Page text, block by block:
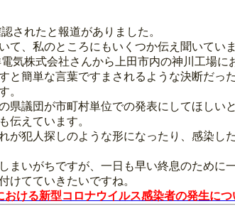
されたと報道がありました。
、私のところにもいくつか伝え聞いていま
気株式会社さんから上田市内の神川工場に
と簡単な言葉ですまされるような決断だっ
。
県議団が市町村単位での発表にしてほしい
伝えています。
が犯人探しのような形になったり、感染し
いがちですが、一日も早い終息のために
けてていきたいですね。
ける新型コロナウイルス感染者の発生につ